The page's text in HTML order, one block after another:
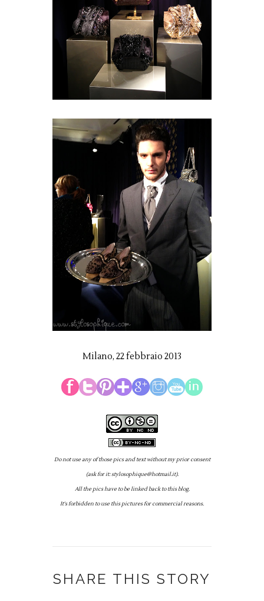
Milano, 22 febbraio 2013
Do not use any of those pics and text without my prior consent
(ask for it: stylosophique@hotmail.it).
All the pics have to be linked back to this blog.
It's forbidden to use this pictures for commercial reasons.
SHARE THIS STORY